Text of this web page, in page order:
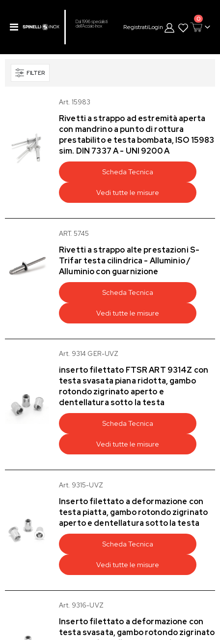
Toggle
Dal 1996 specialisti
dell’Acciaio Inox RegistratiLogin
Cart
0
FILTER
Art. 15983
Rivetti a strappo ad estremità aperta
con mandrino a punto di rottura
prestabilito e testa bombata, ISO 15983
sim. DIN 7337 A - UNI 9200 A
Scheda Tecnica
Vedi tutte le misure
ART. 5745
Rivetti a strappo alte prestazioni S-
Trifar testa cilindrica - Alluminio /
Alluminio con guarnizione
Scheda Tecnica
Vedi tutte le misure
Art. 9314 GER-UVZ
inserto filettato FTSR ART 9314Z con
testa svasata piana ridotta, gambo
rotondo zigrinato aperto e
dentellatura sotto la testa
Scheda Tecnica
Vedi tutte le misure
Art. 9315-UVZ
Inserto filettato a deformazione con
testa piatta, gambo rotondo zigrinato
aperto e dentellatura sotto la testa
Scheda Tecnica
Vedi tutte le misure
Art. 9316-UVZ
Inserto filettato a deformazione con
testa svasata, gambo rotondo zigrinato